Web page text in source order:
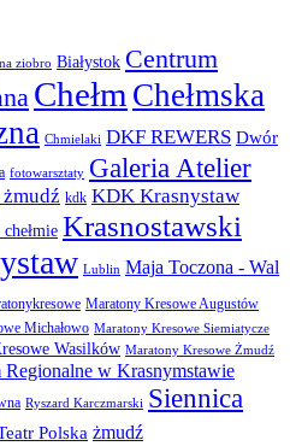
ziobro Białystok Centrum
Chełm Chełmska
Chmielaki DKF REWERS Dwór
fotowarsztaty Galeria Atelier
kdk KDK Krasnystaw
Krasnostawski
Lublin Maja Toczona - Wal
Maratony Kresowe Augustów
Michałowo Maratony Kresowe Siemiatycze
Wasilków Maratony Kresowe Żmudź
Regionalne w Krasnymstawie
Ryszard Karczmarski Siennica
Polska żmudź